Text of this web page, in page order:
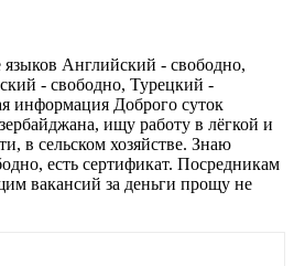
Английский - свободно,
- свободно, Турецкий -
информация Доброго суток
ищу работу в лёгкой и
в сельском хозяйстве. Знаю
есть сертификат. Посредникам
вакансий за деньги прощу не